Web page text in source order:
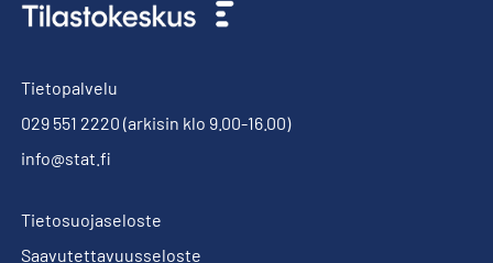
Tietopalvelu
029 551 2220 (arkisin klo 9.00-16.00)
info@stat.fi
Tietosuojaseloste
Saavutettavuusseloste